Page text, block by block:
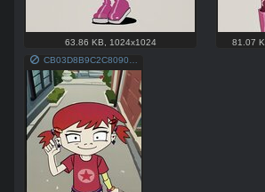
63.86 KB 1024x1024 81.07